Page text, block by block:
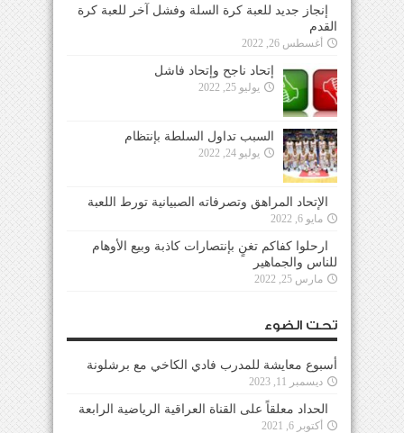
إنجاز جديد للعبة كرة السلة وفشل آخر للعبة كرة
القدم
أغسطس 26, 2022
إتحاد ناجح وإتحاد فاشل
يوليو 25, 2022
السبب تداول السلطة بإنتظام
يوليو 24, 2022
الإتحاد المراهق وتصرفاته الصبيانية تورط اللعبة
مايو 6, 2022
ارحلوا كفاكم تغنٍ بإنتصارات كاذبة وبيع الأوهام
للناس والجماهير
مارس 25, 2022
تحت الضوء
أسبوع معايشة للمدرب فادي الكاخي مع برشلونة
ديسمبر 11, 2023
الحداد معلقاً على القناة العراقية الرياضية الرابعة
أكتوبر 6, 2021